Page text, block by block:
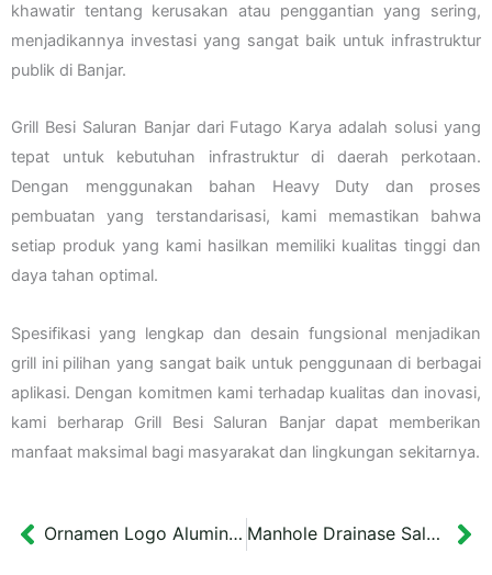
khawatir tentang kerusakan atau penggantian yang sering,
menjadikannya investasi yang sangat baik untuk infrastruktur
publik di Banjar.
Grill Besi Saluran Banjar dari Futago Karya adalah solusi yang
tepat untuk kebutuhan infrastruktur di daerah perkotaan.
Dengan menggunakan bahan Heavy Duty dan proses
pembuatan yang terstandarisasi, kami memastikan bahwa
setiap produk yang kami hasilkan memiliki kualitas tinggi dan
daya tahan optimal.
Spesifikasi yang lengkap dan desain fungsional menjadikan
grill ini pilihan yang sangat baik untuk penggunaan di berbagai
aplikasi. Dengan komitmen kami terhadap kualitas dan inovasi,
kami berharap Grill Besi Saluran Banjar dapat memberikan
manfaat maksimal bagi masyarakat dan lingkungan sekitarnya.
Prev Ornamen Logo Aluminium KPU Jakarta 30×28 cm Manhole Drainase Saluran Cover Besi Kediri 70 x 70 cm